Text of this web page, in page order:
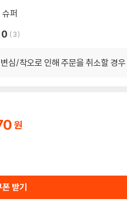
슈퍼
3
심/착오로 인해 주문을 취소할 경우
받기